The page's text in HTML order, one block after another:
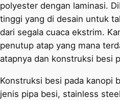
polyester dengan laminasi.
tinggi yang di desain untuk
dari segala cuaca ekstrim.
penutup atap yang mana
atapnya dan konstruksi besi
Konstruksi besi pada kanopi
jenis pipa besi, stainless